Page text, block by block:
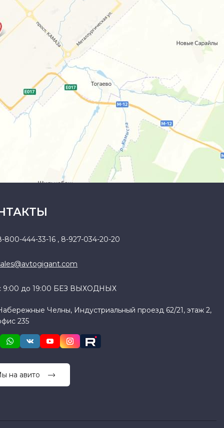
800-444-33-16 , 8-927-034-20-20
9:00 до 19:00 БЕЗ ВЫХОДНЫХ
Челны, Индустриальный проезд 62/21, этаж 2,
235
на авито